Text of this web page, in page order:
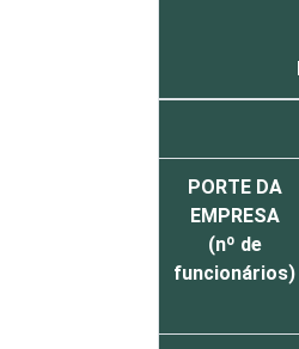
PORTE DA
EMPRESA
(nº de
funcionários)